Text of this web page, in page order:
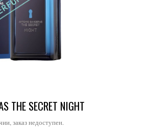
THE SECRET NIGHT
заказ недоступен.